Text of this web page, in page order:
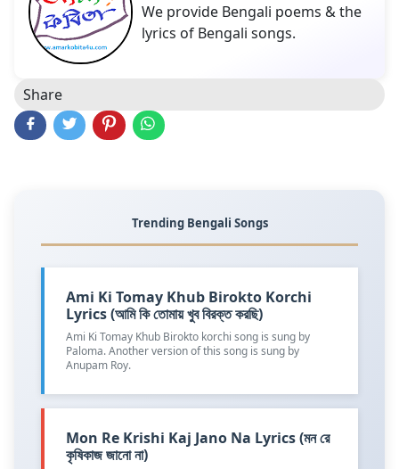
We provide Bengali poems & the
lyrics of Bengali songs.
Share
Trending Bengali Songs
Ami Ki Tomay Khub Birokto Korchi
Lyrics (আমি কি তোমায় খুব বিরক্ত করছি)
Ami Ki Tomay Khub Birokto korchi song is sung by
Paloma. Another version of this song is sung by
Anupam Roy.
Mon Re Krishi Kaj Jano Na Lyrics (মন রে
কৃষিকাজ জানো না)